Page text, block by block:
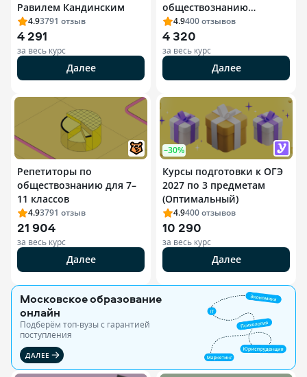
Равилем Кандинским
4.93791 отзыв
4 291
за весь курс
Далее
обществознанию
(Оптимальный)
4.9400отзывов
4 320
за весь курс
Далее
Репетиторы по
обществознанию для 7–
11 классов
4.93791 отзыв
21 904
за весь курс
Далее
–30%
Курсы подготовки к ОГЭ
2027 по 3 предметам
(Оптимальный)
4.9400отзывов
10 290
за весь курс
Далее
Московское образование
онлайн
Подберём топ-вузы c гарантией
поступления
ДАЛЕЕ